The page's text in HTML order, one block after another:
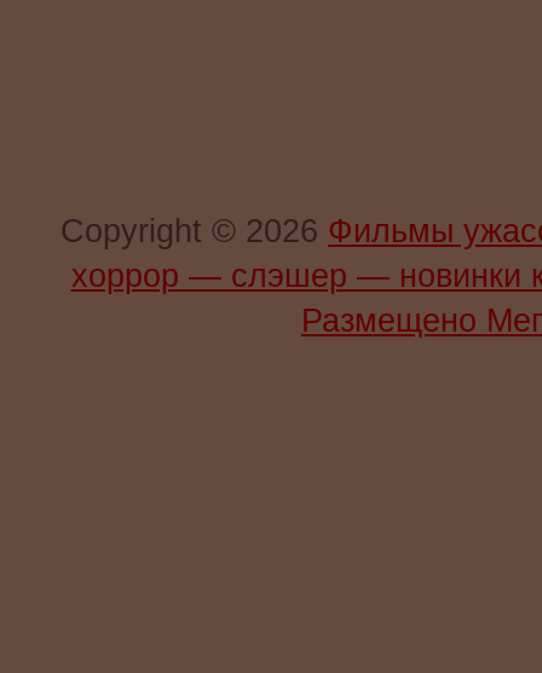
Copyright © 2026 Фильмы
хоррор — слэшер —
Размещено